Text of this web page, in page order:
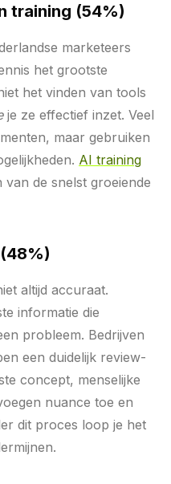
training (54%)
marketeers
het grootste
het vinden van tools
je ze effectief inzet. Veel
maar gebruiken
AI training
van de snelst groeiende
altijd accuraat.
informatie die
probleem. Bedrijven
een duidelijk review-
concept, menselijke
nuance toe en
dit proces loop je het